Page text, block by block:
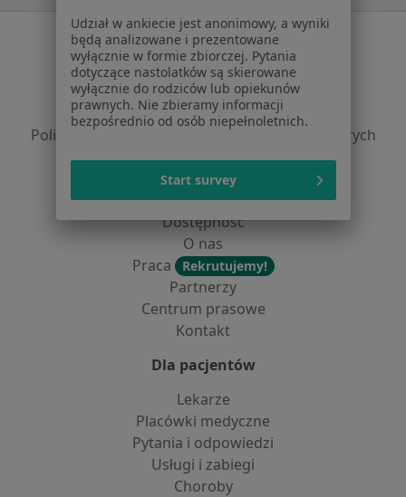
Serwis
Regulamin
Polityka prywatności pacjentów
Polityka prywatności profesjonalistów
Polityka prywatności dla profesjonalistów, których
dane pozyskaliśmy samodzielnie
Polityka cookies
Jak działają wyniki wyszukiwania
Dostępność
O nas
Praca
Rekrutujemy!
Partnerzy
Centrum prasowe
Kontakt
Dla pacjentów
Lekarze
Placówki medyczne
Pytania i odpowiedzi
Usługi i zabiegi
Choroby
Udział w ankiecie jest anonimowy, a wyniki
będą analizowane i prezentowane
wyłącznie w formie zbiorczej. Pytania
dotyczące nastolatków są skierowane
wyłącznie do rodziców lub opiekunów
prawnych. Nie zbieramy informacji
bezpośrednio od osób niepełnoletnich.
Start survey